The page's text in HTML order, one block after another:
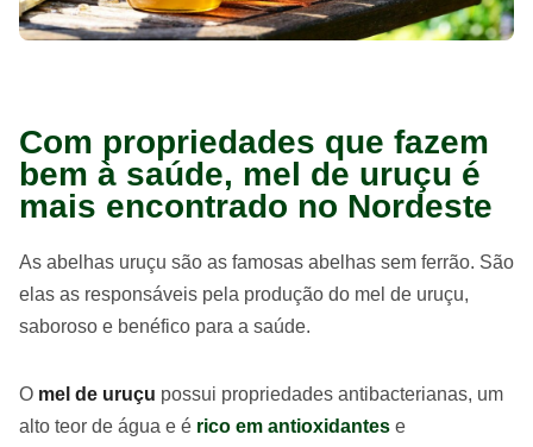
Com propriedades que fazem
bem à saúde, mel de uruçu é
mais encontrado no Nordeste
As abelhas uruçu são as famosas abelhas sem ferrão. São
elas as responsáveis pela produção do mel de uruçu,
saboroso e benéfico para a saúde.
O mel de uruçu possui propriedades antibacterianas, um
alto teor de água e é rico em antioxidantes e